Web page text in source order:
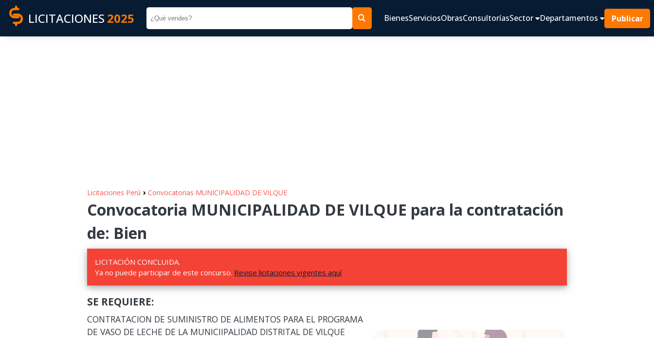
LICITACIONES 2025 BienesServiciosObrasConsultoríasSector Departamentos Publicar
Licitaciones Perú › Convocatorias MUNICIPALIDAD DE VILQUE
Convocatoria MUNICIPALIDAD DE VILQUE para la contratación
de: Bien
LICITACIÓN CONCLUIDA.
Ya no puede participar de este concurso. Revise licitaciones vigentes aquí
SE REQUIERE:
CONTRATACION DE SUMINISTRO DE ALIMENTOS PARA EL PROGRAMA
DE VASO DE LECHE DE LA MUNICIIPALIDAD DISTRITAL DE VILQUE